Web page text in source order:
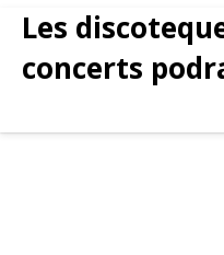
Les
concerts